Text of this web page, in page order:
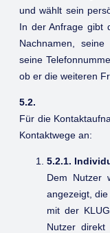
und wählt sein
In der Anfrage gibt
Nachnamen,
seine
ob er die weiteren
5.2.
Für die
Kontaktwege an:
5.2.1.
Dem Nutzer
angezeigt,
mit der
Nutzer direkt